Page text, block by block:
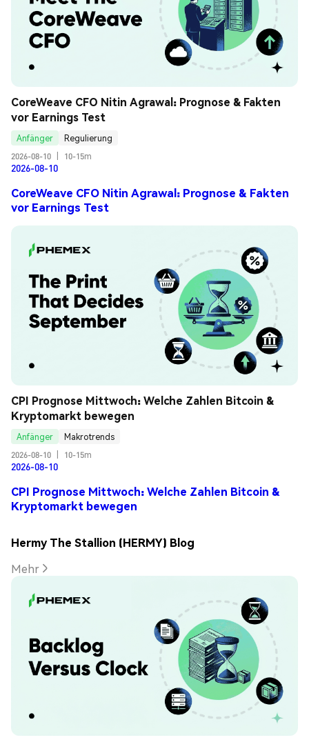
CoreWeave CFO Nitin Agrawal: Prognose & Fakten
vor Earnings Test
Anfänger
Regulierung
2026-08-10
10-15m
2026-08-10
CoreWeave CFO Nitin Agrawal: Prognose & Fakten
vor Earnings Test
CPI Prognose Mittwoch: Welche Zahlen Bitcoin &
Kryptomarkt bewegen
Anfänger
Makrotrends
2026-08-10
10-15m
2026-08-10
CPI Prognose Mittwoch: Welche Zahlen Bitcoin &
Kryptomarkt bewegen
Hermy The Stallion (HERMY) Blog
Mehr